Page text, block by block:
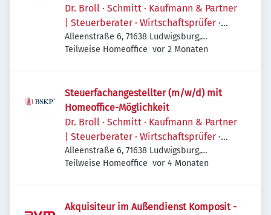
Dr. Broll · Schmitt · Kaufmann & Partner
| Steuerberater · Wirtschaftsprüfer ·
Rechtsanwälte
Alleenstraße 6, 71638 Ludwigsburg,
Deutschland
Teilweise Homeoffice Veröffentlicht:
vor 2 Monaten
Steuerfachangestellter (m/w/d) mit
Homeoffice-Möglichkeit
Dr. Broll · Schmitt · Kaufmann & Partner
| Steuerberater · Wirtschaftsprüfer ·
Rechtsanwälte
Alleenstraße 6, 71638 Ludwigsburg,
Deutschland
Teilweise Homeoffice Veröffentlicht:
vor 4 Monaten
Akquisiteur im Außendienst Komposit -